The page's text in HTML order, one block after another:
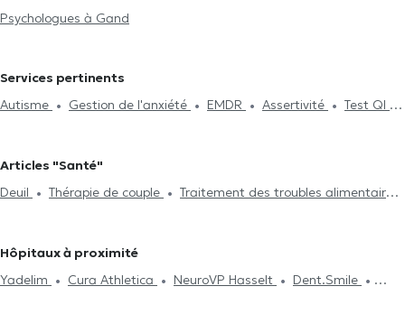
Psychologues à Gand
Services pertinents
Autisme
Gestion de l'anxiété EMDR Assertivité
Test QI
Thérapie familiale
Traitement des troubles alimentaires
Gestion de la colère
troubles du sommeil
Articles "Santé"
Deuil
Thérapie de couple
Traitement des troubles alimentaires
Hôpitaux à proximité
Yadelim
Cura Athletica NeuroVP Hasselt
Dent.Smile